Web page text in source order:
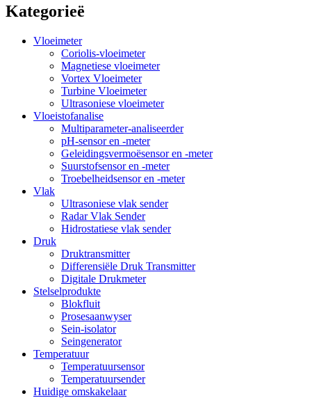
Kategorieë
Vloeimeter
Coriolis-vloeimeter
Magnetiese vloeimeter
Vortex Vloeimeter
Turbine Vloeimeter
Ultrasoniese vloeimeter
Vloeistofanalise
Multiparameter-analiseerder
pH-sensor en -meter
Geleidingsvermoësensor en -meter
Suurstofsensor en -meter
Troebelheidsensor en -meter
Vlak
Ultrasoniese vlak sender
Radar Vlak Sender
Hidrostatiese vlak sender
Druk
Druktransmitter
Differensiële Druk Transmitter
Digitale Drukmeter
Stelselprodukte
Blokfluit
Prosesaanwyser
Sein-isolator
Seingenerator
Temperatuur
Temperatuursensor
Temperatuursender
Huidige omskakelaar